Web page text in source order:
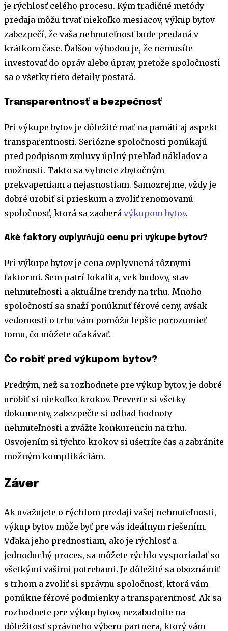
je rýchlosť celého procesu. Kým tradičné metódy
predaja môžu trvať niekoľko mesiacov, výkup bytov
zabezpečí, že vaša nehnuteľnosť bude predaná v
krátkom čase. Ďalšou výhodou je, že nemusíte
investovať do opráv alebo úprav, pretože spoločnosti
sa o všetky tieto detaily postará.
Transparentnosť a bezpečnosť
Pri výkupe bytov je dôležité mať na pamäti aj aspekt
transparentnosti. Seriózne spoločnosti ponúkajú
pred podpisom zmluvy úplný prehľad nákladov a
možnosti. Takto sa vyhnete zbytočným
prekvapeniam a nejasnostiam. Samozrejme, vždy je
dobré urobiť si prieskum a zvoliť renomovanú
spoločnosť, ktorá sa zaoberá výkupom bytov.
Aké faktory ovplyvňujú cenu pri výkupe bytov?
Pri výkupe bytov je cena ovplyvnená rôznymi
faktormi. Sem patrí lokalita, vek budovy, stav
nehnuteľnosti a aktuálne trendy na trhu. Mnoho
spoločností sa snaží ponúknuť férové ceny, avšak
vedomosti o trhu vám pomôžu lepšie porozumieť
tomu, čo môžete očakávať.
Čo robiť pred výkupom bytov?
Predtým, než sa rozhodnete pre výkup bytov, je dobré
urobiť si niekoľko krokov. Preverte si všetky
dokumenty, zabezpečte si odhad hodnoty
nehnuteľnosti a zvážte konkurenciu na trhu.
Osvojením si týchto krokov si ušetríte čas a zabránite
možným komplikáciám.
Záver
Ak uvažujete o rýchlom predaji vašej nehnuteľnosti,
výkup bytov môže byť pre vás ideálnym riešením.
Vďaka jeho prednostiam, ako je rýchlosť a
jednoduchý proces, sa môžete rýchlo vysporiadať so
všetkými vašimi potrebami. Je dôležité sa oboznámiť
s trhom a zvoliť si správnu spoločnosť, ktorá vám
ponúkne férové podmienky a transparentnosť. Ak sa
rozhodnete pre výkup bytov, nezabudnite na
dôležitosť správneho výberu partnera, ktorý vám